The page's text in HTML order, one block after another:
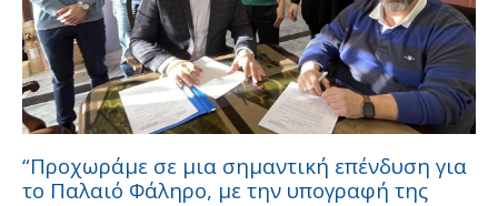
“Προχωράμε σε μια σημαντική επένδυση για
το Παλαιό Φάληρο, με την υπογραφή της